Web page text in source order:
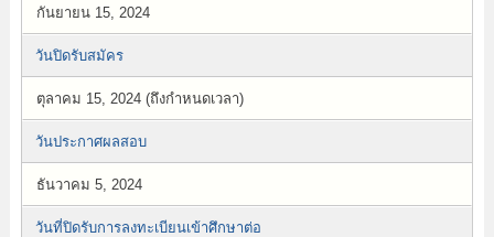
กันยายน 15, 2024
วันปิดรับสมัคร
ตุลาคม 15, 2024 (ถึงกำหนดเวลา)
วันประกาศผลสอบ
ธันวาคม 5, 2024
วันที่ปิดรับการลงทะเบียนเข้าศึกษาต่อ